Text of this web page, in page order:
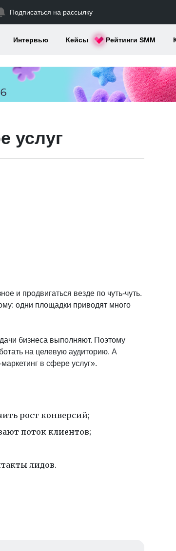
Подписаться на рассылку
Интервью Кейсы Рейтинги SMM
услуг
и продвигаться везде по чуть-чуть.
одни площадки приводят много
бизнеса выполняют. Поэтому
на целевую аудиторию. А
в сфере услуг».
рост конверсий;
поток клиентов;
лидов.